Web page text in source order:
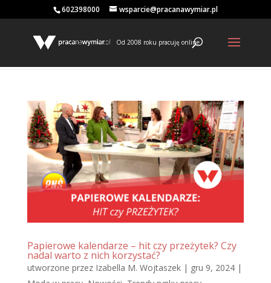
602398000 wsparcie@pracanawymiar.pl
Od 2008 roku pracuję online
Papierowe kalendarze – hit czy przeżytek? Czy
nadal warto z nich korzystać?
utworzone przez Izabella M. Wojtaszek| gru 9, 2024|